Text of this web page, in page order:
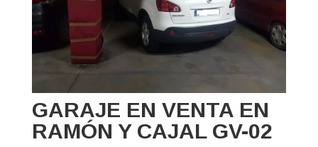
GARAJE EN VENTA EN
RAMÓN Y CAJAL GV-02